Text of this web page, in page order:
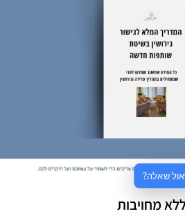
מחויבות
שאלה?